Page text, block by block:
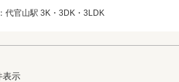
：代官山駅 3K・3DK・3LDK
表示